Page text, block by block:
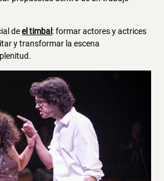
deel timbal : formar actores y actrices
y transformar la escena